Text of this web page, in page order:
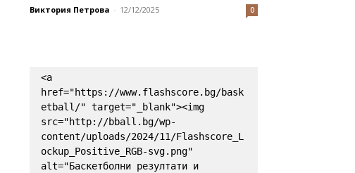
Виктория Петрова - 12/12/2025 0
<a
href="https://www.flashscore.bg/bask
etball/" target="_blank"><img
src="http://bball.bg/wp-
content/uploads/2024/11/Flashscore_L
ockup_Positive_RGB-svg.png"
alt="Баскетболни резултати и